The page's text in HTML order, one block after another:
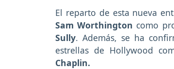
El reparto de esta nueva
Sam Worthington como
Sully. Además, se ha
estrellas de Hollywood
Chaplin.